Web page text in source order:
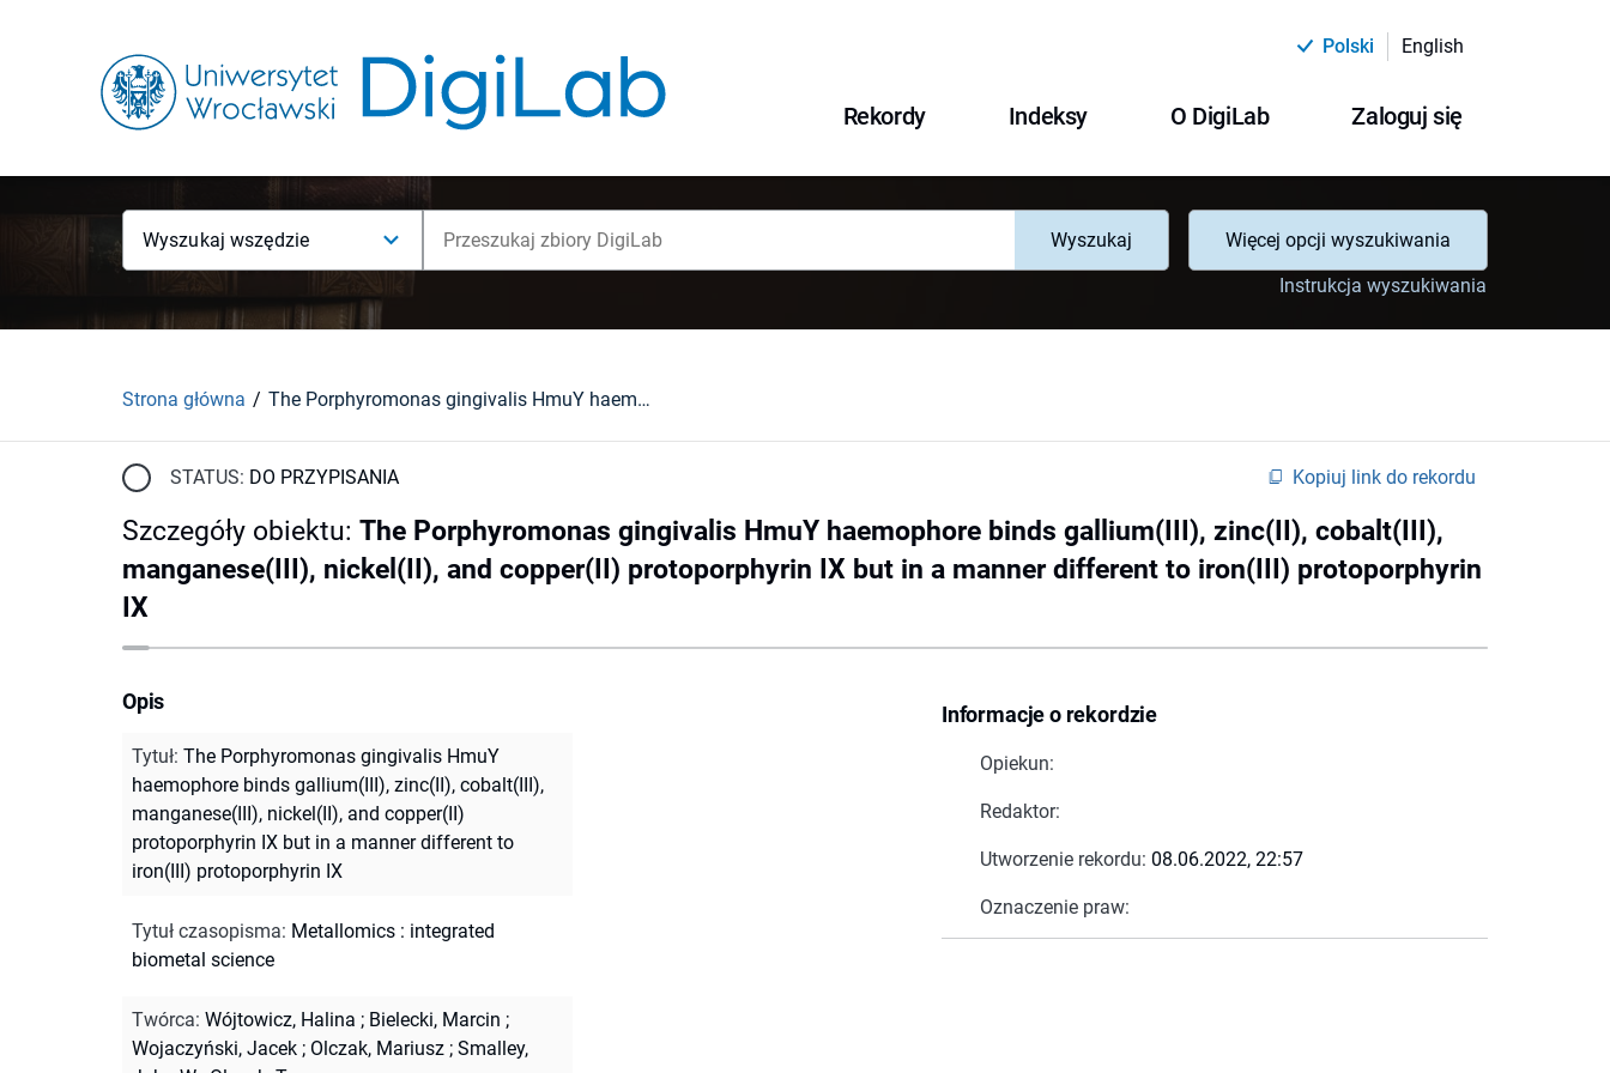
Polski English
Rekordy Indeksy O DigiLab Zaloguj się
Wyszukaj wszędzie Wyszukaj
Więcej opcji wyszukiwania
Instrukcja wyszukiwania
Strona główna The Porphyromonas gingivalis HmuY haemophore binds gallium(III), zinc(II), cobalt(III), manganese(III), nickel(II), and copper(II) protoporphyrin IX but in a manner different to iron(III) protoporphyrin IX
STATUS: DO PRZYPISANIA Kopiuj link do rekordu
Szczegóły obiektu: The Porphyromonas gingivalis HmuY haemophore binds gallium(III), zinc(II), cobalt(III),
manganese(III), nickel(II), and copper(II) protoporphyrin IX but in a manner different to iron(III) protoporphyrin
IX
Informacje o rekordzie
Opiekun:
Redaktor:
Utworzenie rekordu: 08.06.2022, 22:57
Oznaczenie praw:
Opis
Tytuł: The Porphyromonas gingivalis HmuY
haemophore binds gallium(III), zinc(II), cobalt(III),
manganese(III), nickel(II), and copper(II)
protoporphyrin IX but in a manner different to
iron(III) protoporphyrin IX
Tytuł czasopisma: Metallomics : integrated
biometal science
Twórca: Wójtowicz, Halina ; Bielecki, Marcin ;
Wojaczyński, Jacek ; Olczak, Mariusz ; Smalley,